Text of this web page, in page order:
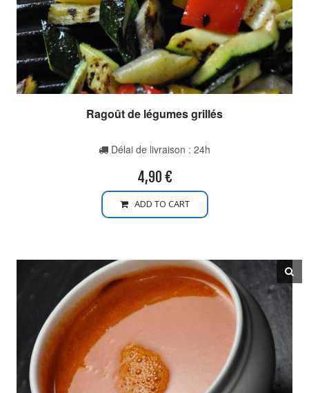
Ragoût de légumes grillés
Délai de livraison : 24h
4,90 €
ADD TO CART